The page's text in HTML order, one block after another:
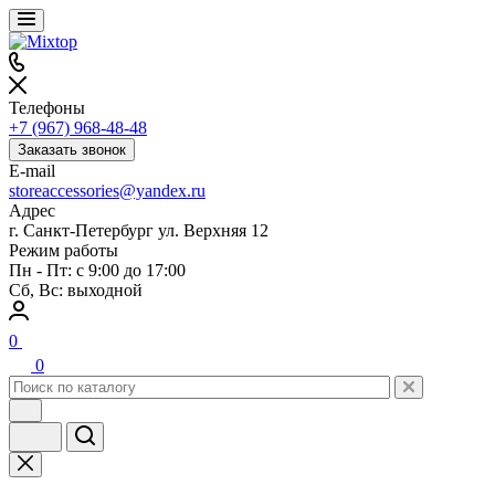
Телефоны
+7 (967) 968-48-48
Заказать звонок
E-mail
storeaccessories@yandex.ru
Адрес
г. Санкт-Петербург ул. Верхняя 12
Режим работы
Пн - Пт: с 9:00 до 17:00
Сб, Вс: выходной
0
0